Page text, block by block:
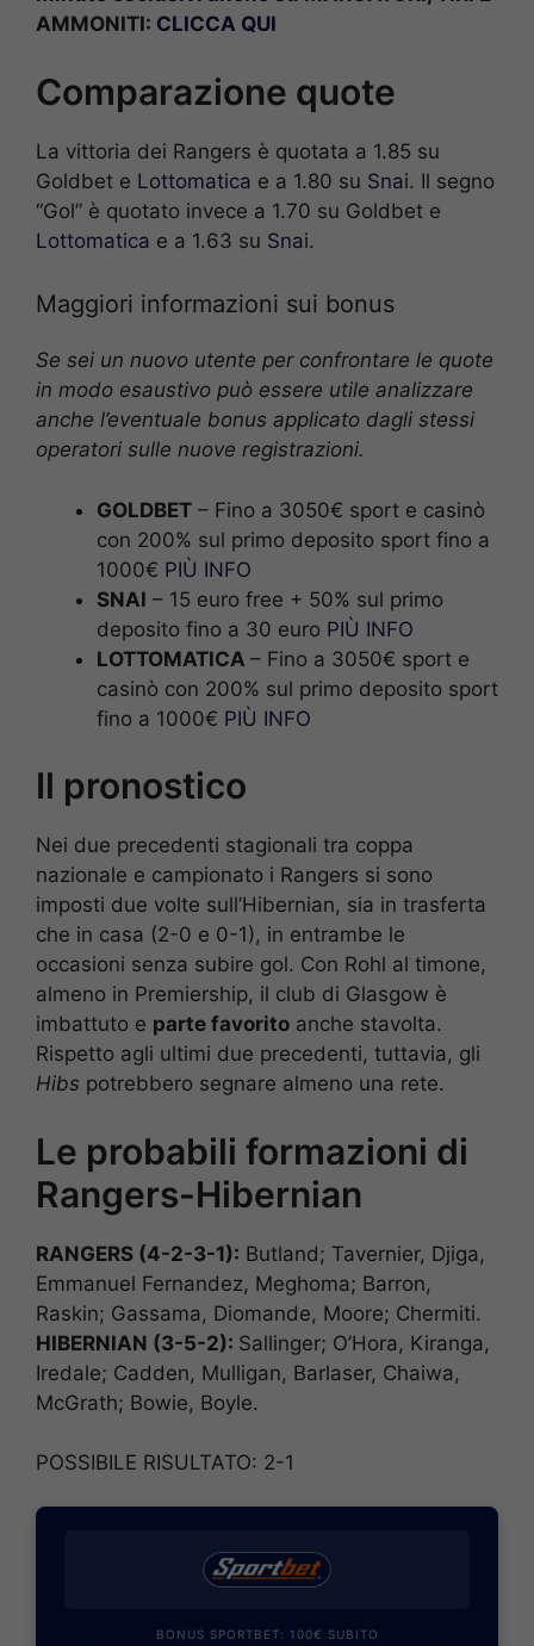
AMMONITI: CLICCA QUI
Comparazione quote
La vittoria dei Rangers è quotata a 1.85 su
Goldbet e Lottomatica e a 1.80 su Snai. Il segno
“Gol” è quotato invece a 1.70 su Goldbet e
Lottomatica e a 1.63 su Snai.
Maggiori informazioni sui bonus
Se sei un nuovo utente per confrontare le quote
in modo esaustivo può essere utile analizzare
anche l’eventuale bonus applicato dagli stessi
operatori sulle nuove registrazioni.
GOLDBET – Fino a 3050€ sport e casinò
con 200% sul primo deposito sport fino a
1000€ PIÙ INFO
SNAI – 15 euro free + 50% sul primo
deposito fino a 30 euro PIÙ INFO
LOTTOMATICA – Fino a 3050€ sport e
casinò con 200% sul primo deposito sport
fino a 1000€ PIÙ INFO
Il pronostico
Nei due precedenti stagionali tra coppa
nazionale e campionato i Rangers si sono
imposti due volte sull’Hibernian, sia in trasferta
che in casa (2-0 e 0-1), in entrambe le
occasioni senza subire gol. Con Rohl al timone,
almeno in Premiership, il club di Glasgow è
imbattuto e parte favorito anche stavolta.
Rispetto agli ultimi due precedenti, tuttavia, gli
Hibs potrebbero segnare almeno una rete.
Le probabili formazioni di
Rangers-Hibernian
RANGERS (4-2-3-1): Butland; Tavernier, Djiga,
Emmanuel Fernandez, Meghoma; Barron,
Raskin; Gassama, Diomande, Moore; Chermiti.
HIBERNIAN (3-5-2): Sallinger; O’Hora, Kiranga,
Iredale; Cadden, Mulligan, Barlaser, Chaiwa,
McGrath; Bowie, Boyle.
POSSIBILE RISULTATO: 2-1
BONUS SPORTBET: 100€ SUBITO